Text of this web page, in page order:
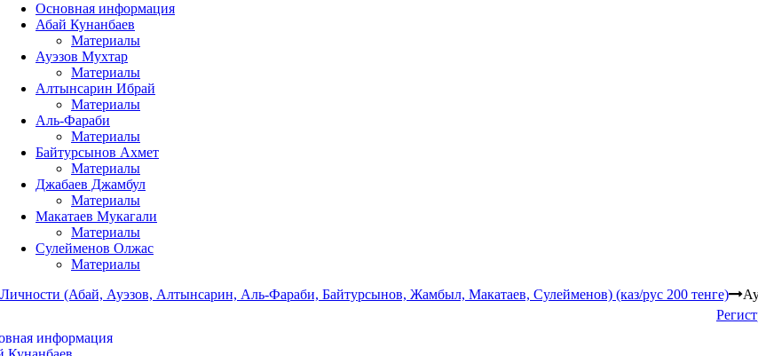
Основная информация
Абай Кунанбаев
Материалы
Ауэзов Мухтар
Материалы
Алтынсарин Ибрай
Материалы
Аль-Фараби
Материалы
Байтурсынов Ахмет
Материалы
Джабаев Джамбул
Материалы
Макатаев Мукагали
Материалы
Сулейменов Олжас
Материалы
Личности (Абай, Ауэзов, Алтынсарин, Аль-Фараби, Байтурсынов, Жамбыл, Макатаев, Сулейменов) (каз/рус 200 тенге)
информация